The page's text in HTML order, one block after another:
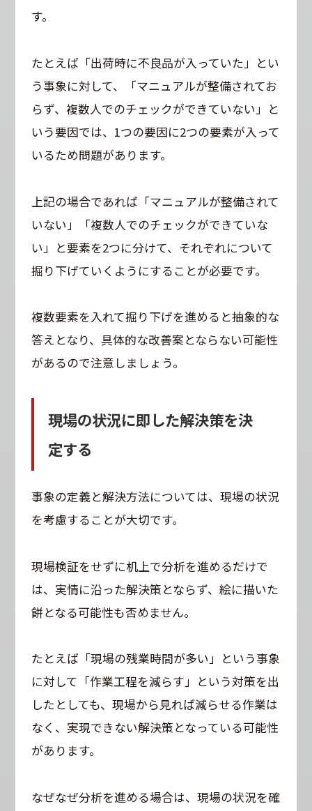
す。
たとえば「出荷時に不良品が入っていた」とい
う事象に対して、「マニュアルが整備されてお
らず、複数人でのチェックができていない」と
いう要因では、1つの要因に2つの要素が入って
いるため問題があります。
上記の場合であれば「マニュアルが整備されて
いない」「複数人でのチェックができていな
い」と要素を2つに分けて、それぞれについて
掘り下げていくようにすることが必要です。
複数要素を入れて掘り下げを進めると抽象的な
答えとなり、具体的な改善案とならない可能性
があるので注意しましょう。
現場の状況に即した解決策を決
定する
事象の定義と解決方法については、現場の状況
を考慮することが大切です。
現場検証をせずに机上で分析を進めるだけで
は、実情に沿った解決策とならず、絵に描いた
餅となる可能性も否めません。
たとえば「現場の残業時間が多い」という事象
に対して「作業工程を減らす」という対策を出
したとしても、現場から見れば減らせる作業は
なく、実現できない解決策となっている可能性
があります。
なぜなぜ分析を進める場合は、現場の状況を確